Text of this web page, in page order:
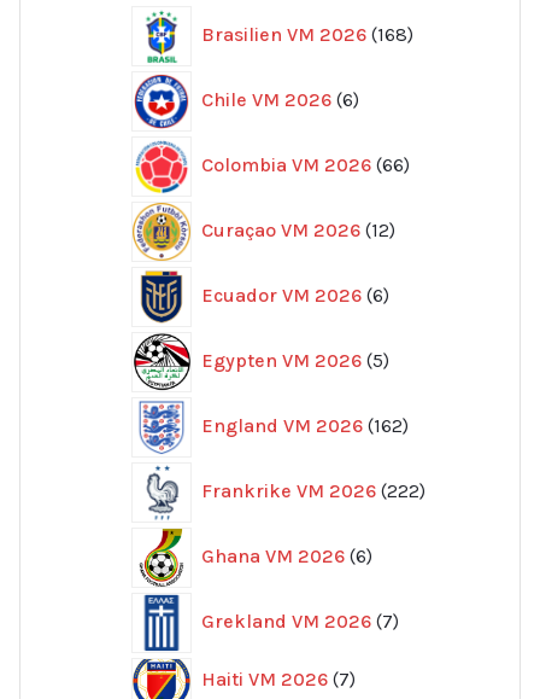
Brasilien VM 2026 168
produkter
Chile VM 2026 6
produkter
Colombia VM 2026 66
produkter
Curaçao VM 2026 12
produkter
Ecuador VM 2026 6
produkter
Egypten VM 2026 5
produkter
England VM 2026 162
produkter
Frankrike VM 2026 222
produkter
Ghana VM 2026 6
produkter
Grekland VM 2026 7
produkter
Haiti VM 2026 77